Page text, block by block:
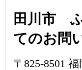
田川市
てのお問
〒825-8501